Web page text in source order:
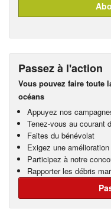
Passez à l'action
Vous pouvez faire toute
océans
Appuyez nos
Tenez-vous au courant
Faites du bénévolat
Exigez une
Participez à notre
Rapporter les débris